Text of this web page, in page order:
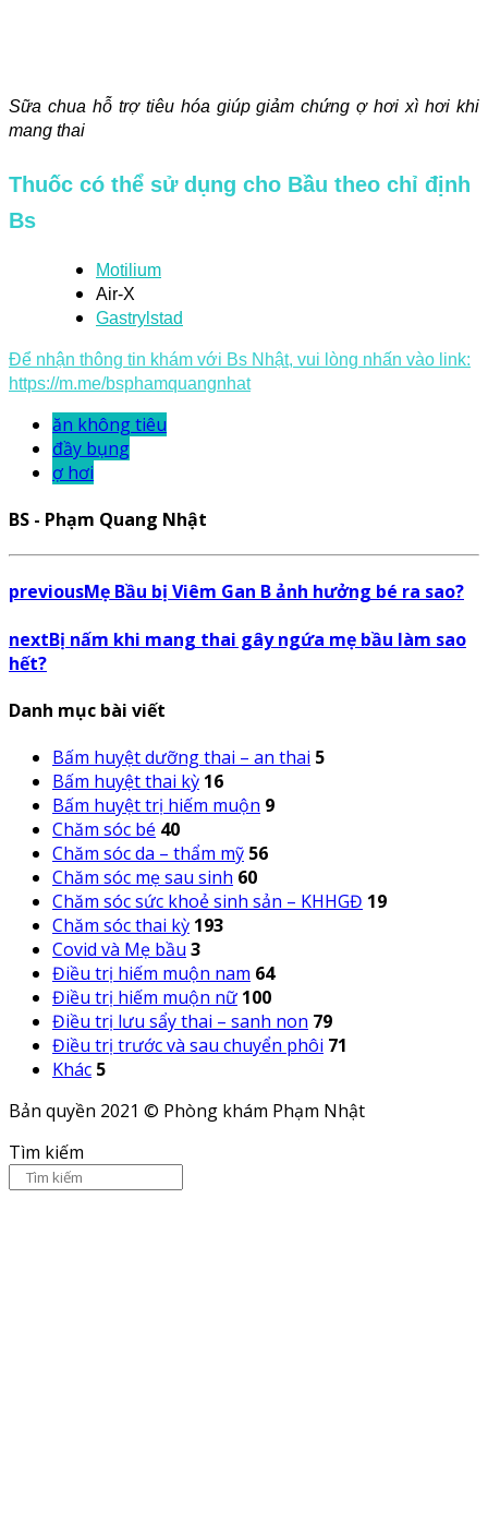
Sữa chua hỗ trợ tiêu hóa giúp giảm chứng ợ hơi xì hơi khi
mang thai
Thuốc có thể sử dụng cho Bầu theo chỉ định
Bs
Motilium
Air-X
Gastrylstad
Để nhận thông tin khám với Bs Nhật, vui lòng nhấn vào link:
https://m.me/bsphamquangnhat
ăn không tiêu
đầy bụng
ợ hơi
BS - Phạm Quang Nhật
previousMẹ Bầu bị Viêm Gan B ảnh hưởng bé ra sao?
nextBị nấm khi mang thai gây ngứa mẹ bầu làm sao
hết?
Danh mục bài viết
Bấm huyệt dưỡng thai – an thai 5
Bấm huyệt thai kỳ 16
Bấm huyệt trị hiếm muộn 9
Chăm sóc bé 40
Chăm sóc da – thẩm mỹ 56
Chăm sóc mẹ sau sinh 60
Chăm sóc sức khoẻ sinh sản – KHHGĐ 19
Chăm sóc thai kỳ 193
Covid và Mẹ bầu 3
Điều trị hiếm muộn nam 64
Điều trị hiếm muộn nữ 100
Điều trị lưu sẩy thai – sanh non 79
Điều trị trước và sau chuyển phôi 71
Khác 5
Bản quyền 2021 © Phòng khám Phạm Nhật
Tìm kiếm